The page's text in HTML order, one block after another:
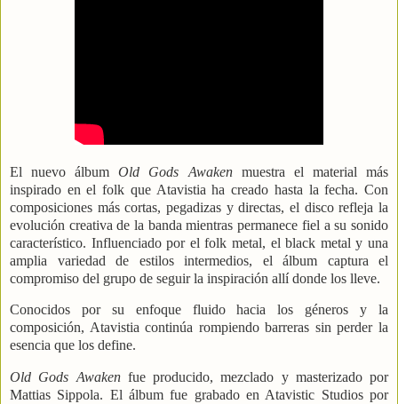
El nuevo álbumOld Gods Awakenmuestra el material más
inspirado en el folk que Atavistia ha creado hasta la fecha. Con
composiciones más cortas, pegadizas y directas, el disco refleja la
evolución creativa de la banda mientras permanece fiel a su sonido
característico. Influenciado por el folk metal, el black metal y una
amplia variedad de estilos intermedios, el álbum captura el
compromiso del grupo de seguir la inspiración allí donde los lleve.
Conocidos por su enfoque fluido hacia los géneros y la
composición, Atavistiacontinúa rompiendo barreras sin perder la
esencia que los define.
Old Gods Awakenfue producido, mezclado y masterizado por
Mattias Sippola. El álbum fue grabado en Atavistic Studios por